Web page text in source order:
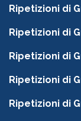
Ripetizioni di
Ripetizioni di
Ripetizioni di
Ripetizioni di
Ripetizioni di